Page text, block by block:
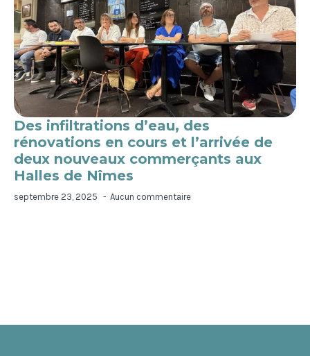
Des infiltrations d’eau, des
rénovations en cours et l’arrivée de
deux nouveaux commerçants aux
Halles de Nîmes
septembre 23, 2025 Aucun commentaire